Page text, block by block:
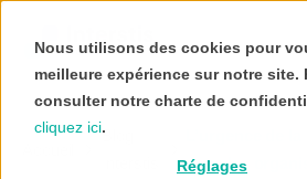
Nous utilisons des cookies pour
meilleure expérience sur notre site.
consulter notre charte de
cliquez ici.
Réglages
Blog
L’urgence de
dans les